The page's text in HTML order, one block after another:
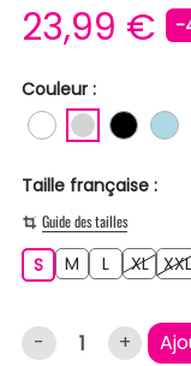
23,99 € -
Couleur :
BLANCGRIS CLAIR
NOIR
Taille française :
Guide des tailles
SS M LL XLXL
- +